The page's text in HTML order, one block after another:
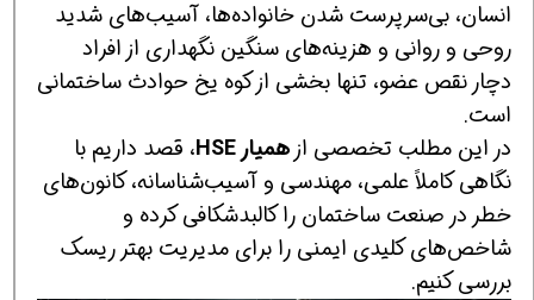
انسان، بی‌سرپرست شدن خانواده‌ها، آسیب‌های شدید
روحی و روانی و هزینه‌های سنگین نگهداری از افراد
دچار نقص عضو، تنها بخشی از کوه یخ حوادث ساختمانی
است.
در این مطلب تخصصی ازهمیار HSE
، قصد داریم با
نگاهی کاملاً علمی، مهندسی و آسیب‌شناسانه، کانون‌های
خطر در صنعت ساختمان را کالبدشکافی کرده و
شاخص‌های کلیدی ایمنی را برای مدیریت بهتر ریسک
بررسی کنیم.